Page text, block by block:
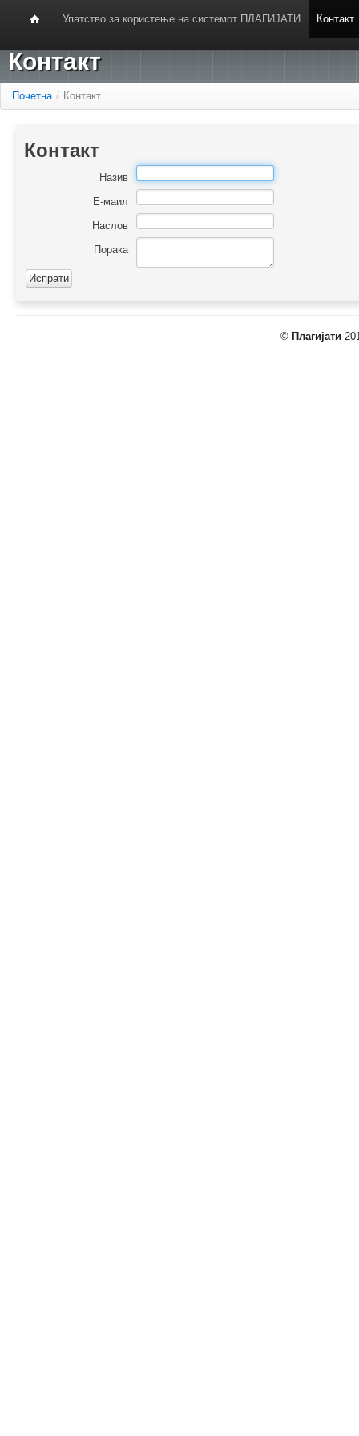
Упатство за користење на системот ПЛАГИЈАТИ Контакт
Контакт
Почетна / Контакт
Контакт
Назив
Е-маил
Наслов
Порака
© Плагијати